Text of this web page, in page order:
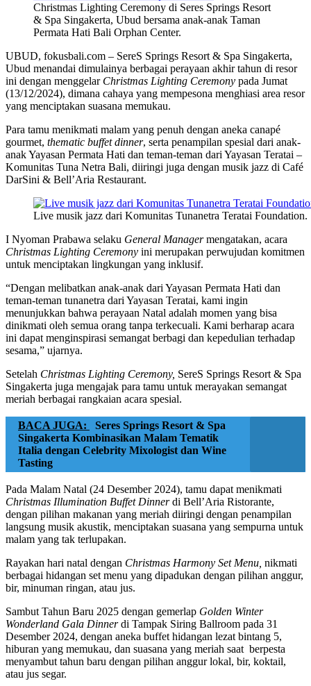
Christmas Lighting Ceremony di Seres Springs Resort
& Spa Singakerta, Ubud bersama anak-anak Taman
Permata Hati Bali Orphan Center.
UBUD, fokusbali.com – SereS Springs Resort & Spa Singakerta,
Ubud menandai dimulainya berbagai perayaan akhir tahun di resor
ini dengan menggelar Christmas Lighting Ceremony pada Jumat
(13/12/2024), dimana cahaya yang mempesona menghiasi area resor
yang menciptakan suasana memukau.
Para tamu menikmati malam yang penuh dengan aneka canapé
gourmet, thematic buffet dinner, serta penampilan spesial dari anak-
anak Yayasan Permata Hati dan teman-teman dari Yayasan Teratai –
Komunitas Tuna Netra Bali, diiringi juga dengan musik jazz di Café
DarSini & Bell’Aria Restaurant.
Live musik jazz dari Komunitas Tunanetra Teratai Foundation.
I Nyoman Prabawa selaku General Managermengatakan, acara
Christmas Lighting Ceremony ini merupakan perwujudan komitmen
untuk menciptakan lingkungan yang inklusif.
“Dengan melibatkan anak-anak dari Yayasan Permata Hati dan
teman-teman tunanetra dari Yayasan Teratai, kami ingin
menunjukkan bahwa perayaan Natal adalah momen yang bisa
dinikmati oleh semua orang tanpa terkecuali. Kami berharap acara
ini dapat menginspirasi semangat berbagi dan kepedulian terhadap
sesama,” ujarnya.
Setelah Christmas Lighting Ceremony, SereS Springs Resort & Spa
Singakerta juga mengajak para tamu untuk merayakan semangat
meriah berbagai rangkaian acara spesial.
BACA JUGA:
Seres Springs Resort & Spa
Singakerta Kombinasikan Malam Tematik
Italia dengan Celebrity Mixologist dan Wine
Tasting
Pada Malam Natal (24 Desember 2024), tamu dapat menikmati
Christmas Illumination Buffet Dinnerdi Bell’Aria Ristorante,
dengan pilihan makanan yang meriah diiringi dengan penampilan
langsung musik akustik, menciptakan suasana yang sempurna untuk
malam yang tak terlupakan.
Rayakan hari natal dengan Christmas Harmony Set Menu, nikmati
berbagai hidangan set menu yang dipadukan dengan pilihan anggur,
bir, minuman ringan, atau jus.
Sambut Tahun Baru 2025 dengan gemerlap Golden Winter
Wonderland Gala Dinnerdi Tampak Siring Ballroom pada 31
Desember 2024, dengan aneka buffet hidangan lezat bintang 5,
hiburan yang memukau, dan suasana yang meriah saat berpesta
menyambut tahun baru dengan pilihan anggur lokal, bir, koktail,
atau jus segar.